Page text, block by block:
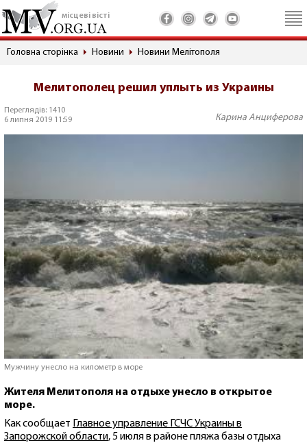
місцеві вісті
Головна сторінка Новини Новини Мелітополя
Мелитополец решил уплыть из Украины
Переглядів: 1410
6 липня 2019 11:59
Карина Анциферова
Мужчину унесло на километр в море
Жителя Мелитополя на отдыхе унесло в открытое
море.
Как сообщает Главное управление ГСЧС Украины в
Запорожской области, 5 июля в районе пляжа базы отдыха